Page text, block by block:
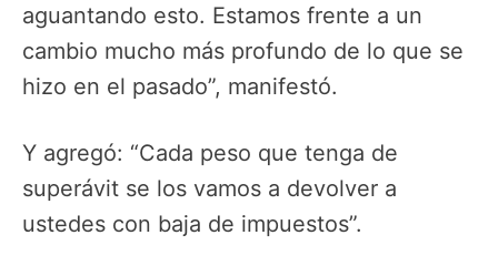
aguantando esto. Estamos frente a un
cambio mucho más profundo de lo que se
hizo en el pasado”, manifestó.
Y agregó: “Cada peso que tenga de
superávit se los vamos a devolver a
ustedes con baja de impuestos”.